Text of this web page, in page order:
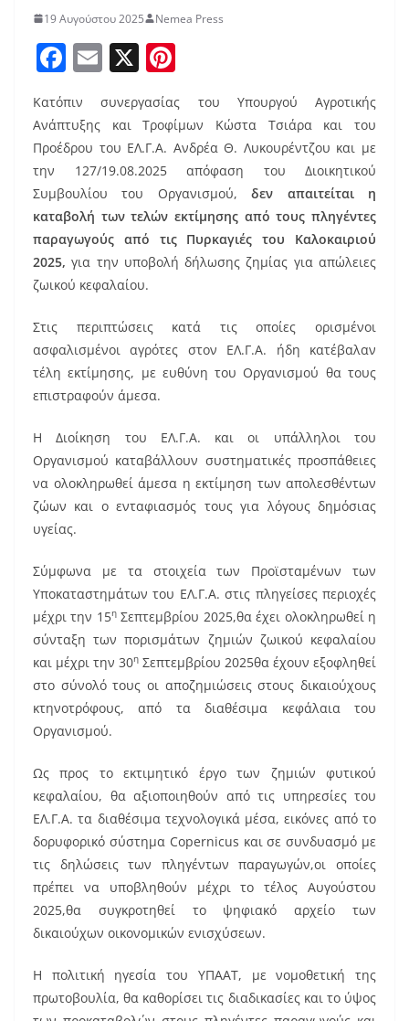
19 Αυγούστου 2025 Nemea Press
F
c
e
b
o
o
k
E
ai
l
X
er
e
st
Κατόπιν συνεργασίας του Υπουργού Αγροτικής
Ανάπτυξης και Τροφίμων Κώστα Τσιάρα και του
Προέδρου του ΕΛ.Γ.Α. Ανδρέα Θ. Λυκουρέντζου και με
την 127/19.08.2025 απόφαση του Διοικητικού
Συμβουλίου του Οργανισμού,δεν απαιτείται η
καταβολή των τελών εκτίμησης από τους πληγέντες
παραγωγούς από τις Πυρκαγιές του Καλοκαιριού
2025,για την υποβολή δήλωσης ζημίας για απώλειες
ζωικού κεφαλαίου.
Στις περιπτώσεις κατά τις οποίες ορισμένοι
ασφαλισμένοι αγρότες στον ΕΛ.Γ.Α. ήδη κατέβαλαν
τέλη εκτίμησης, με ευθύνη του Οργανισμού θα τους
επιστραφούν άμεσα.
Η Διοίκηση του ΕΛ.Γ.Α. και οι υπάλληλοι του
Οργανισμού καταβάλλουν συστηματικές προσπάθειες
να ολοκληρωθεί άμεσα η εκτίμηση των απολεσθέντων
ζώων και ο ενταφιασμός τους για λόγους δημόσιας
υγείας.
Σύμφωνα με τα στοιχεία των Προϊσταμένων των
Υποκαταστημάτων του ΕΛ.Γ.Α. στις πληγείσες περιοχές
μέχρι την 15ηΣεπτεμβρίου 2025,θα έχει ολοκληρωθεί η
σύνταξη των πορισμάτων ζημιών ζωικού κεφαλαίου
και μέχρι την 30η Σεπτεμβρίου 2025θα έχουν εξοφληθεί
στο σύνολό τους οι αποζημιώσεις στους δικαιούχους
κτηνοτρόφους, από τα διαθέσιμα κεφάλαια του
Οργανισμού.
Ως προς το εκτιμητικό έργο των ζημιών φυτικού
κεφαλαίου, θα αξιοποιηθούν από τις υπηρεσίες του
ΕΛ.Γ.Α. τα διαθέσιμα τεχνολογικά μέσα, εικόνες από το
δορυφορικό σύστημα Copernicus και σε συνδυασμό με
τις δηλώσεις των πληγέντων παραγωγών,οι οποίες
πρέπει να υποβληθούν μέχρι το τέλος Αυγούστου
2025,θα συγκροτηθεί το ψηφιακό αρχείο των
δικαιούχων οικονομικών ενισχύσεων.
Η πολιτική ηγεσία του ΥΠΑΑΤ, με νομοθετική της
πρωτοβουλία, θα καθορίσει τις διαδικασίες και το ύψος